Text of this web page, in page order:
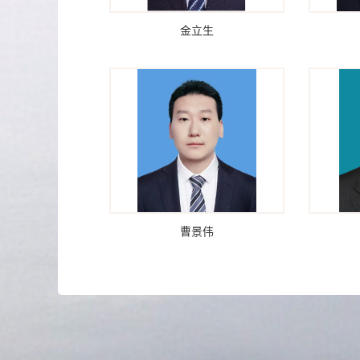
金立生
曹景伟